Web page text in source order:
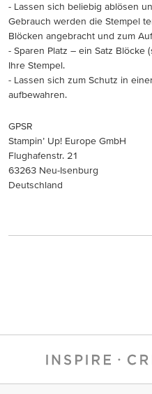
- Lassen sich beliebig ablösen
Gebrauch werden die Stempel
Blöcken angebracht und zum
- Sparen Platz – ein Satz Blöcke
Ihre Stempel.
- Lassen sich zum Schutz in
aufbewahren.
GPSR
Stampin’ Up! Europe GmbH
Flughafenstr. 21
63263 Neu-Isenburg
Deutschland